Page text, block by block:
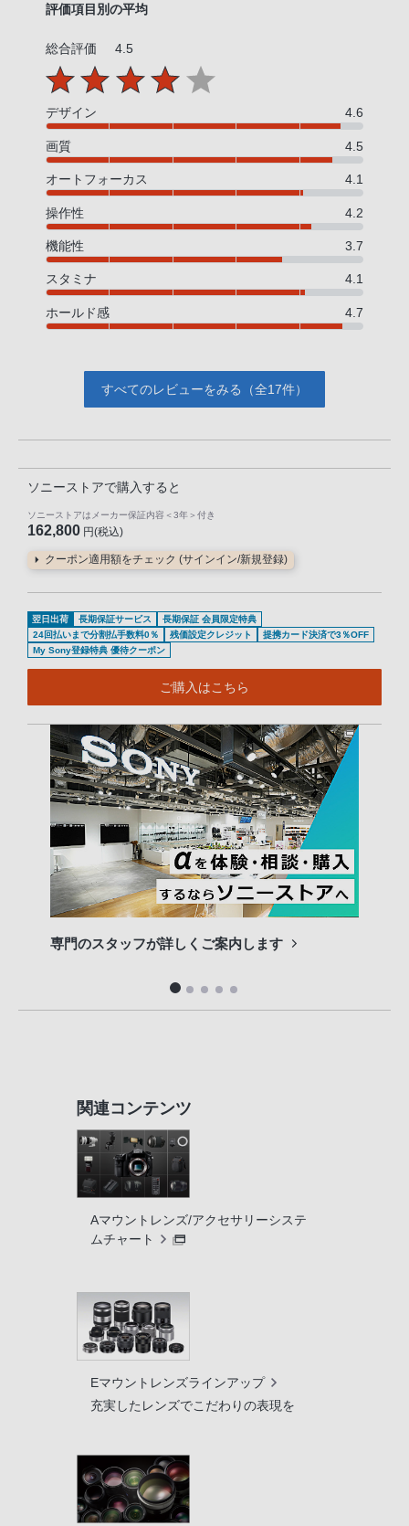
評価項目別の平均
総合評価 4.5
デザイン 4.6
画質 4.5
オートフォーカス 4.1
操作性 4.2
機能性 3.7
スタミナ 4.1
ホールド感 4.7
すべてのレビューをみる（全17件）
ソニーストアで購入すると
ソニーストアはメーカー保証内容 ＜3年＞ 付き
162,800 円(税込)
クーポン適用額をチェック (サインイン/新規登録)
翌日出荷 長期保証サービス
長期保証 会員限定特典
24回払いまで分割払手数料0％
残価設定クレジット
提携カード決済で3％OFF
My Sony登録特典 優待クーポン
ご購入はこちら
専門のスタッフが詳しくご案内します
関連コンテンツ
Aマウントレンズ/アクセサリーシステ
ムチャート
Eマウントレンズラインアップ
充実したレンズでこだわりの表現を